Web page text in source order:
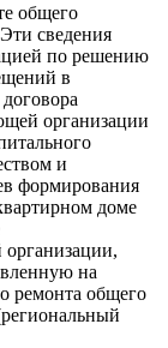
общего
сведения
по решению
в
организации
и
формирования
доме
организации,
на
ремонта общего